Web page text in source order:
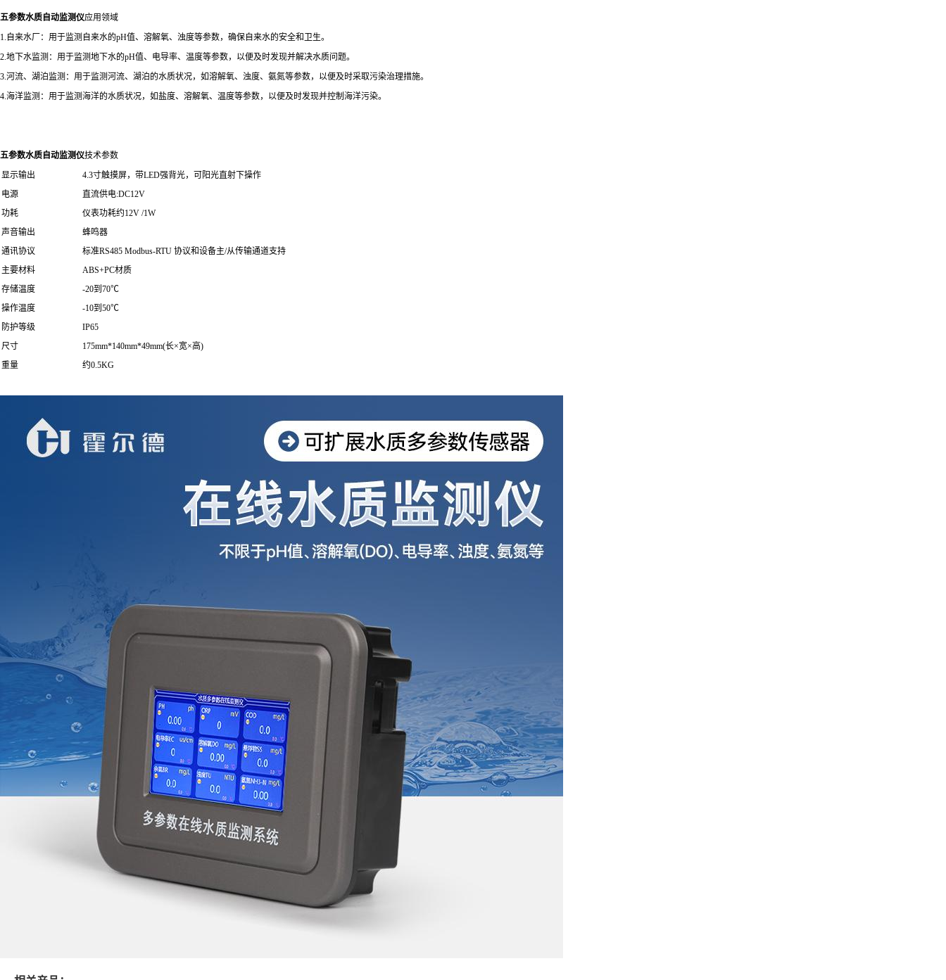
五参数水质自动监测仪应用领域
1.自来水厂：用于监测自来水的pH值、溶解氧、浊度等参数，确保自来水的安全和卫生。
2.地下水监测：用于监测地下水的pH值、电导率、温度等参数，以便及时发现并解决水质问题。
3.河流、湖泊监测：用于监测河流、湖泊的水质状况，如溶解氧、浊度、氨氮等参数，以便及时采取污染治理措施。
4.海洋监测：用于监测海洋的水质状况，如盐度、溶解氧、温度等参数，以便及时发现并控制海洋污染。
五参数水质自动监测仪技术参数
显示输出
4.3寸触摸屏，带LED强背光，可阳光直射下操作
电源
直流供电:DC12V
功耗
仪表功耗约12V /1W
声音输出
蜂鸣器
通讯协议
标准RS485 Modbus-RTU 协议和设备主/从传输通道支持
主要材料
ABS+PC材质
存储温度
-20到70℃
操作温度
-10到50℃
防护等级
IP65
尺寸
175mm*140mm*49mm(长×宽×高)
重量
约0.5KG